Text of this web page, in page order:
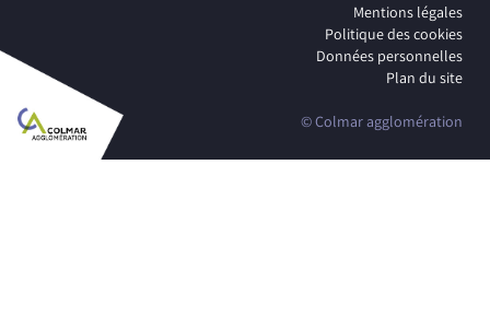
Mentions légales
Politique des cookies
Données personnelles
Plan du site
© Colmar agglomération